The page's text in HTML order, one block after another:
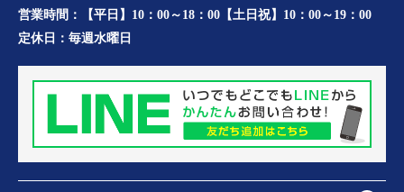
営業時間：
【平日】10：00～18：00【土日祝】10：00～19：00
定休日： 毎週水曜日